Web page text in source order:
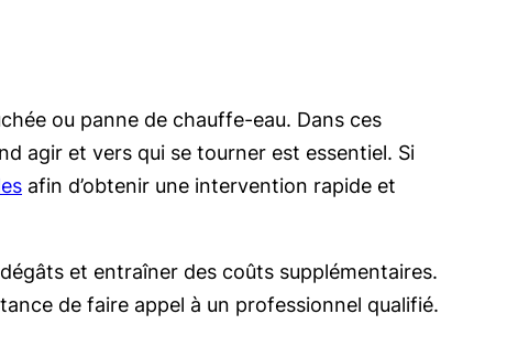
ou panne de chauffe-eau. Dans ces
agir et vers qui se tourner est essentiel. Si
afin d’obtenir une intervention rapide et
et entraîner des coûts supplémentaires.
de faire appel à un professionnel qualifié.